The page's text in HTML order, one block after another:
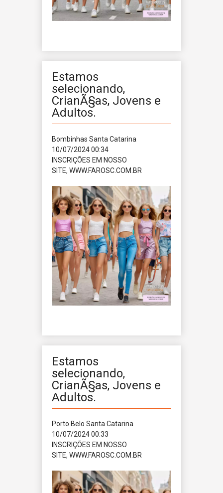
Estamos
selecionando,
CrianÃ§as, Jovens e
Adultos.
Bombinhas Santa Catarina
10/07/2024 00:34
INSCRIÇÕES EM NOSSO
SITE, WWW.FAROSC.COM.BR
Estamos
selecionando,
CrianÃ§as, Jovens e
Adultos.
Porto Belo Santa Catarina
10/07/2024 00:33
INSCRIÇÕES EM NOSSO
SITE, WWW.FAROSC.COM.BR